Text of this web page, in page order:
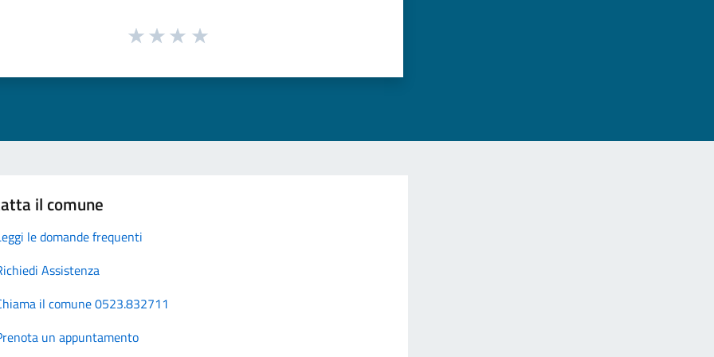
il comune
le domande frequenti
Assistenza
il comune 0523.832711
un appuntamento